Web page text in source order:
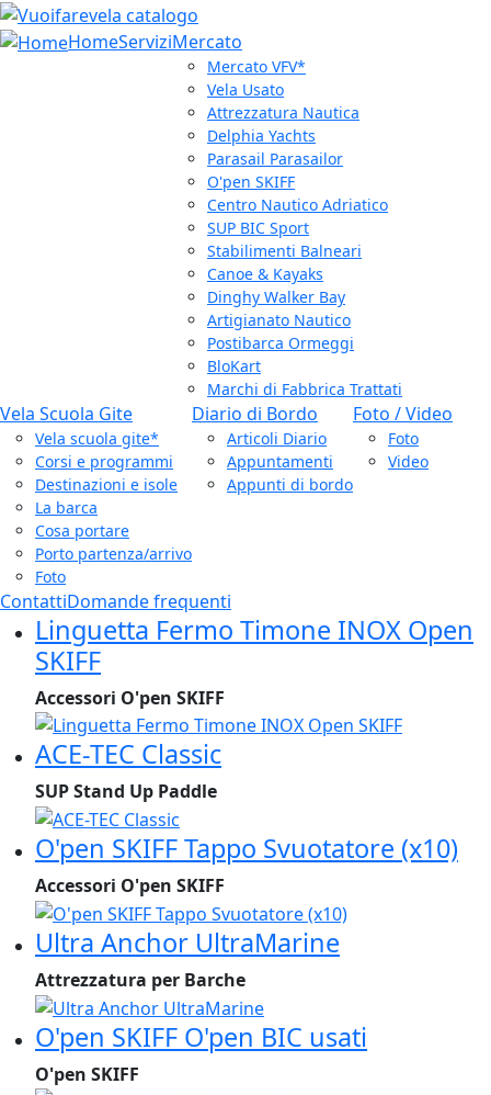
HomeServiziMercato
Mercato VFV*
Vela Usato
Attrezzatura Nautica
Delphia Yachts
Parasail Parasailor
O'pen SKIFF
Centro Nautico Adriatico
SUP BIC Sport
Stabilimenti Balneari
Canoe & Kayaks
Dinghy Walker Bay
Artigianato Nautico
Postibarca Ormeggi
BloKart
Marchi di Fabbrica Trattati
Vela Scuola Gite
Vela scuola gite*
Corsi e programmi
Destinazioni e isole
La barca
Cosa portare
Porto partenza/arrivo
Foto
Diario di Bordo
Articoli Diario
Appuntamenti
Appunti di bordo
Foto / Video
Foto
Video
ContattiDomande frequenti
Linguetta Fermo Timone INOX Open
SKIFF
Accessori O'pen SKIFF
ACE-TEC Classic
SUP Stand Up Paddle
O'pen SKIFF Tappo Svuotatore (x10)
Accessori O'pen SKIFF
Ultra Anchor UltraMarine
Attrezzatura per Barche
O'pen SKIFF O'pen BIC usati
O'pen SKIFF